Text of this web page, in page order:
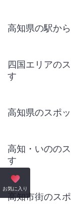
お気に入り
高知県の駅か
四国エリアの
す
高知県のスポ
高知・いのの
す
高知市街のス